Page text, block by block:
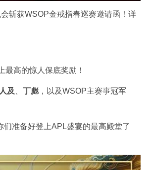
斩获WSOP金戒指春巡赛邀请函！详
最高的惊人保底奖励！
及 丁彪 ，以及WSOP主赛事冠军
准备好登上APL盛宴的最高殿堂了